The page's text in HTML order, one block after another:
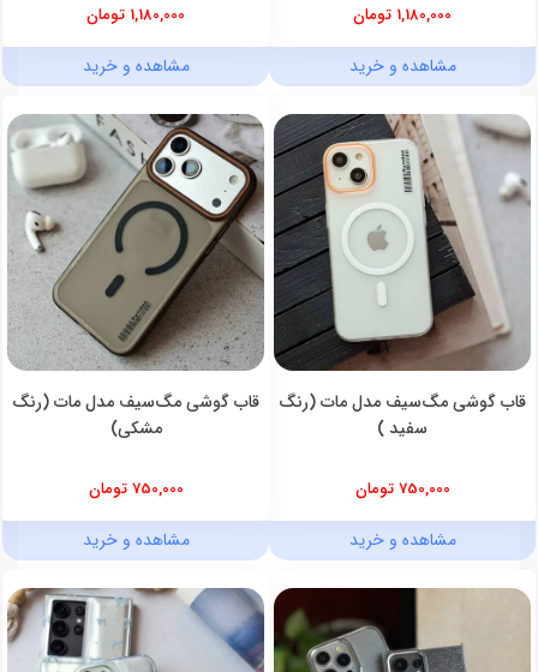
1,180,000 تومان
مشاهده و خرید
1,180,000 تومان
مشاهده و خرید
قاب گوشی مگ‌سیف مدل مات (رنگ
سفید )
750,000 تومان
مشاهده و خرید
قاب گوشی مگ‌سیف مدل مات (رنگ
مشکی)
750,000 تومان
مشاهده و خرید